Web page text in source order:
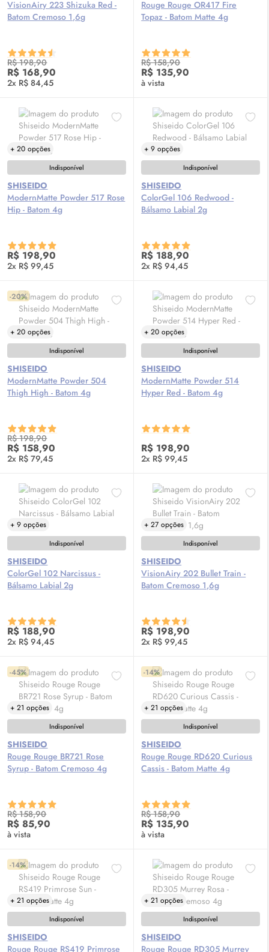
VisionAiry 223 Shizuka Red -
Batom Cremoso 1,6g
R$ 198,90
R$ 168,90
2x R$ 84,45
Rouge Rouge OR417 Fire
Topaz - Batom Matte 4g
R$ 158,90
R$ 135,90
à vista
+ 20 opções
Indisponível
SHISEIDO
ModernMatte Powder 517 Rose
Hip - Batom 4g
R$ 198,90
2x R$ 99,45
+ 9 opções
Indisponível
SHISEIDO
ColorGel 106 Redwood -
Bálsamo Labial 2g
R$ 188,90
2x R$ 94,45
-20%
+ 20 opções
Indisponível
SHISEIDO
ModernMatte Powder 504
Thigh High - Batom 4g
R$ 198,90
R$ 158,90
2x R$ 79,45
+ 20 opções
Indisponível
SHISEIDO
ModernMatte Powder 514
Hyper Red - Batom 4g
R$ 198,90
2x R$ 99,45
+ 9 opções
Indisponível
SHISEIDO
ColorGel 102 Narcissus -
Bálsamo Labial 2g
R$ 188,90
2x R$ 94,45
+ 27 opções
Indisponível
SHISEIDO
VisionAiry 202 Bullet Train -
Batom Cremoso 1,6g
R$ 198,90
2x R$ 99,45
-45%
+ 21 opções
Indisponível
SHISEIDO
Rouge Rouge BR721 Rose
Syrup - Batom Cremoso 4g
R$ 158,90
R$ 85,90
à vista
-14%
+ 21 opções
Indisponível
SHISEIDO
Rouge Rouge RD620 Curious
Cassis - Batom Matte 4g
R$ 158,90
R$ 135,90
à vista
-14%
+ 21 opções
Indisponível
SHISEIDO
Rouge Rouge RS419 Primrose
+ 21 opções
Indisponível
SHISEIDO
Rouge Rouge RD305 Murrey